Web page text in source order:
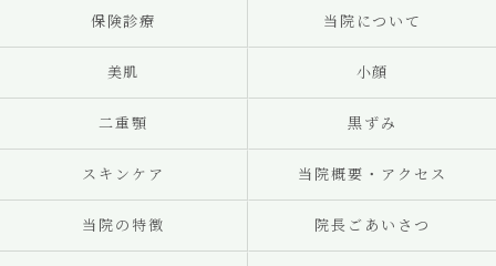
保険診療 当院について
美肌 小顔
二重顎 黒ずみ
スキンケア 当院概要・アクセス
当院の特徴 院長ごあいさつ